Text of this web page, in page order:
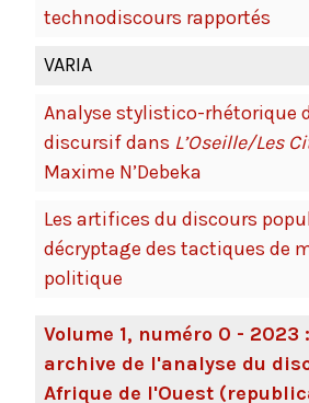
technodiscours rapportés
VARIA
Analyse stylistico-rhétorique
discursif dans L’Oseille/Les
Maxime N’Debeka
Les artifices du discours
décryptage des tactiques de
politique
Volume 1, numéro 0 - 2023
archive de l'analyse du
Afrique de l'Ouest